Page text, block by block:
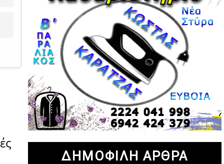
Υεμένη: Σομαλοί πειρατές στο
πετρελαιοφόρο Eureka
03/05/2026 | 06:40
Αντιδρά μετά από 17 ημέρες νοσηλείας
ο Γιώργος Μυλωνάκης, τον
επισκέφτηκε ο πρωθυπουργός
02/05/2026 | 20:54
Μεντιλίμπαρ: Ξεχωριστό το κλίμα σε
κάθε παιχνίδι ΠΑΟΚ και Ολυμπιακού
02/05/2026 | 20:28
Περιστέρι: Ένταση μεταξύ ανηλίκων
άφησε δύο 15χρονους τραυματίες
ΔΗΜΟΦΙΛΗ ΑΡΘΡΑ